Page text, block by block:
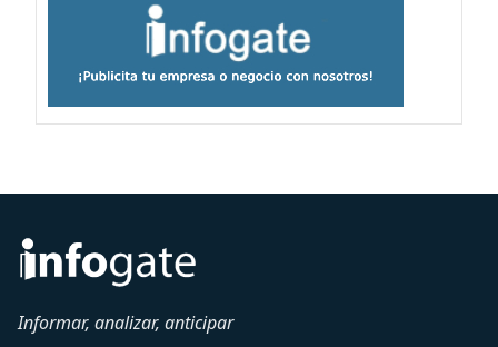
Informar, analizar, anticipar